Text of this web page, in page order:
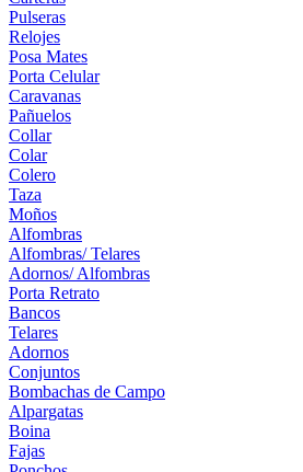
Pulseras
Relojes
Posa Mates
Porta Celular
Caravanas
Pañuelos
Collar
Colar
Colero
Taza
Moños
Alfombras
Alfombras/ Telares
Adornos/ Alfombras
Porta Retrato
Bancos
Telares
Adornos
Conjuntos
Bombachas de Campo
Alpargatas
Boina
Fajas